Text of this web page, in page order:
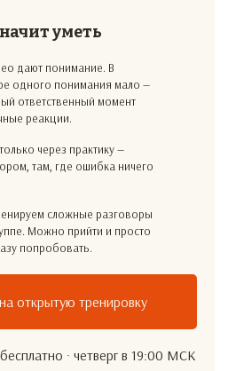
уметь
дают понимание. В
одного понимания мало —
ответственный момент
реакции.
через практику —
там, где ошибка ничего
сложные разговоры
Можно прийти и просто
попробовать.
открытую тренировку
· четверг в 19:00 МСК